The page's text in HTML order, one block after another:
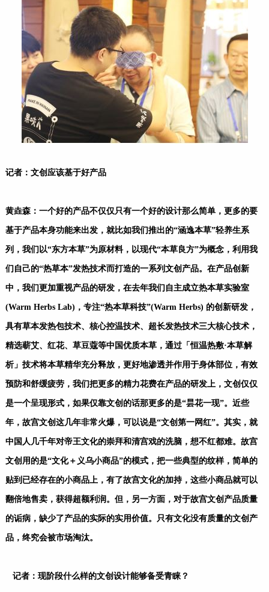
记者：文创应该基于好产品
黄垚森：一个好的产品不仅仅只有一个好的设计那么简单，更多的要
基于产品本身功能来出发，就比如我们推出的“涵逸本草”轻养生系
列，我们 以“东方本草”为原材料，以现代“本草良方”为概念，利用我
们自己的“热草本”发热技术而打造的一系列文创产品。在产品创新
中，我们更加重视产品的研发，在去年我们自主成立热本草实验室
(Warm Herbs Lab)，专注“热本草科技”(Warm Herbs) 的创新研发，
具有草本发热包技术、核心控温技术、超长发热技术三大核心技术，
精选蕲艾、红花、草豆蔻等中国优质本草，通过「恒温热敷·本草解
析」技术将本草精华充分释放，更好地渗透并作用于身体部位，有效
预防和舒缓疲劳，我们把更多的精力花费在产品的研发上，文创仅仅
是一个呈现形式，如果仅靠文创的话那更多的是“昙花一现”。 近些
年，故宫文创这几年非常火爆，可以说是“文创第一网红”。其实，就
中国人几千年对帝王文化的崇拜和清宫戏的洗脑，想不红都难。故宫
文创用的是“文化＋义乌小商品”的模式，把一些典型的纹样，简单的
贴到已经存在的小商品上，有了故宫文化的加持，这些小商品就可以
翻倍地售卖，获得超额利润。但，另一方面，对于故宫文创产品质量
的诟病，缺少了产品的实际的实用价值。只有文化没有质量的文创产
品，终究会被市场淘汰。
记者：现阶段什么样的文创设计能够备受青睐？